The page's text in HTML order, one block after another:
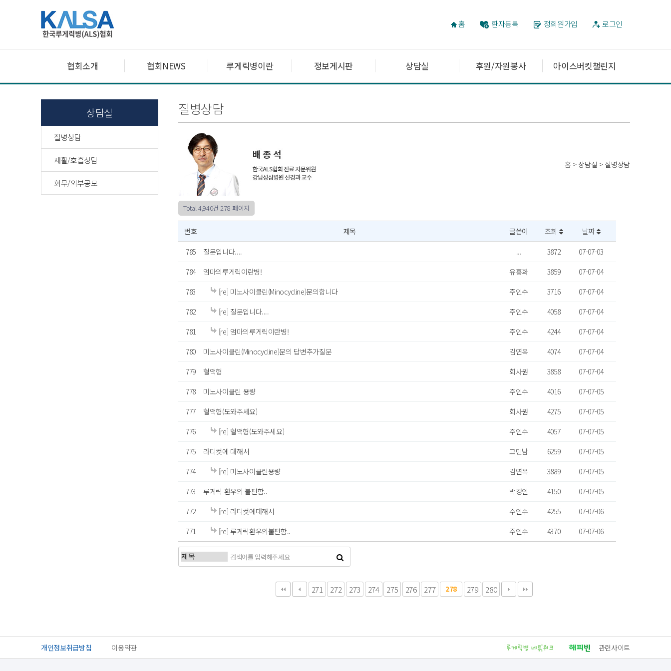
홈 환자등록 정회원가입 로그인
협회소개 협회NEWS 루게릭병이란 정보게시판 상담실 후원/자원봉사 아이스버킷챌린지
상담실
질병상담
재활/호흡상담
회무/외부공모
질병상담
홈 > 상담실 > 질병상담
Total 4,940건 278 페이지
번호 제목 글쓴이 조회 날짜
785 질문입니다.... ... 3872
07-07-03
784
엄마의루게릭이란병! 유흥화 3859
07-07-04
783
[re] 미노사이클린(Minocycline)문의합니다 주인수 3716
07-07-04
782
[re] 질문입니다.... 주인수 4058
07-07-04
781
[re] 엄마의루게릭이란병! 주인수 4244
07-07-04
780
미노사이클린(Minocycline)문의 답변추가질문 김연옥 4074
07-07-04
779
혈액형 회사원 3858
07-07-04
778
미노사이클린 용량 주인수 4016
07-07-05
777
혈액형(도와주세요) 회사원 4275
07-07-05
776
[re] 혈액형(도와주세요) 주인수 4057
07-07-05
775
라디컷에 대해서 고민남 6259
07-07-05
774
[re] 미노사이클린용량 김연옥 3889
07-07-05
773
루게릭 환우의 불편함.. 박경인 4150
07-07-05
772
[re] 라디컷에대해서 주인수 4255
07-07-06
771
[re] 루게릭환우의불편함.. 주인수 4370 07-07-06
271 272 273 274 275 276 277 278 279 280
맨끝
개인정보취급방침 이용약관 관련사이트